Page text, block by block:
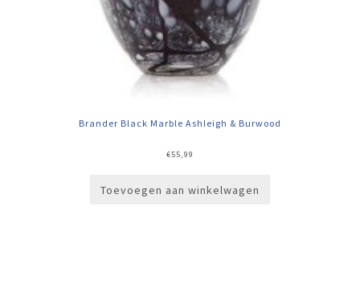
Brander Black Marble Ashleigh & Burwood
€55,99
Toevoegen aan winkelwagen